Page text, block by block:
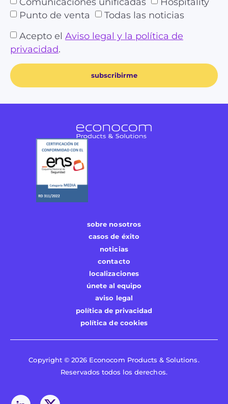
Punto de venta
Todas las noticias
Acepto el Aviso legal y la política de
privacidad.
subscribirme
sobre nosotros
casos de éxito
noticias
contacto
localizaciones
únete al equipo
aviso legal
política de privacidad
política de cookies
Copyright © 2026 Econocom Products & Solutions.
Reservados todos los derechos.